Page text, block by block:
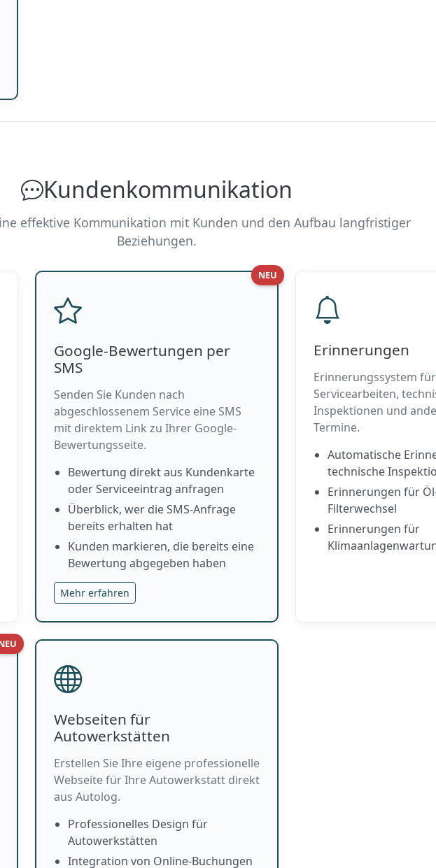
Kundenkommunikation
effektive Kommunikation mit Kunden und den Aufbau langfristiger
Beziehungen.
NEU
Google-Bewertungen per
SMS
Senden Sie Kunden nach
abgeschlossenem Service eine SMS
mit direktem Link zu Ihrer Google-
Bewertungsseite.
Bewertung direkt aus Kundenkarte
oder Serviceeintrag anfragen
Überblick, wer die SMS-Anfrage
bereits erhalten hat
Kunden markieren, die bereits eine
Bewertung abgegeben haben
Mehr erfahren
Erinnerungen
Erinnerungssystem
Servicearbeiten,
Inspektionen und
Termine.
Automatische
technische
Erinnerungen für
Filterwechsel
Erinnerungen für
Webseiten für
Autowerkstätten
Erstellen Sie Ihre eigene professionelle
Webseite für Ihre Autowerkstatt direkt
aus Autolog.
Professionelles Design für
Autowerkstätten
Integration von Online-Buchungen